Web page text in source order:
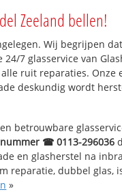
Zeeland bellen!
Wij begrijpen
7 glasservice van
ruit reparaties. Onze
deskundig wordt
betrouwbare
☎ 0113-296036
en glasherstel na
reparatie, dubbel glas,
»